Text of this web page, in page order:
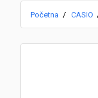
Prodavnice
Početna CASIO